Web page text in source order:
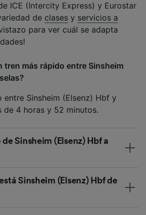
ICE (Intercity Express) y Eurostar
de clases y servicios a
para ver cuál se adapta
tren más rápido entre Sinsheim
entre Sinsheim (Elsenz) Hbf y
de 4 horas y 52 minutos.
Sinsheim (Elsenz) Hbf a
Sinsheim (Elsenz) Hbf de